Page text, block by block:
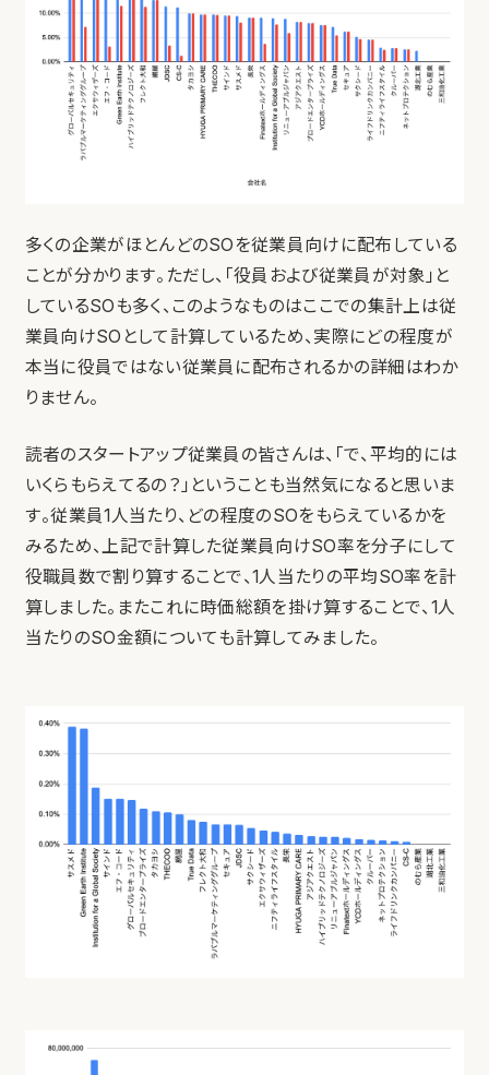
多くの企業がほとんどのSOを従業員向けに配布している
ことが分かります。ただし、「役員および従業員が対象」と
しているSOも多く、このようなものはここでの集計上は従
業員向けSOとして計算しているため、実際にどの程度が
本当に役員ではない従業員に配布されるかの詳細はわか
りません。
読者のスタートアップ従業員の皆さんは、「で、平均的には
いくらもらえてるの？」ということも当然気になると思いま
す。従業員1人当たり、どの程度のSOをもらえているかを
みるため、上記で計算した従業員向けSO率を分子にして
役職員数で割り算することで、1人当たりの平均SO率を計
算しました。またこれに時価総額を掛け算することで、1人
当たりのSO金額についても計算してみました。